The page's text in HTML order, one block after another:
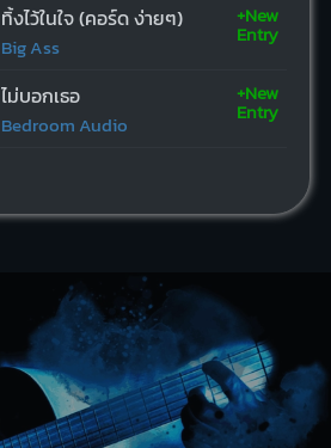
ทิ้งไว้ในใจ (คอร์ด ง่ายๆ)
Big Ass
+New
Entry
ไม่บอกเธอ
Bedroom Audio
+New
Entry